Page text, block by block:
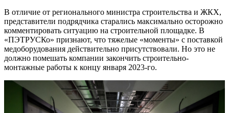
В отличие от регионального министра строительства и ЖКХ,
представители подрядчика старались максимально осторожно
комментировать ситуацию на строительной площадке. В
«ПЭТРУСКо» признают, что тяжелые «моменты» с поставкой
медоборудования действительно присутствовали. Но это не
должно помешать компании закончить строительно-
монтажные работы к концу января 2023-го.